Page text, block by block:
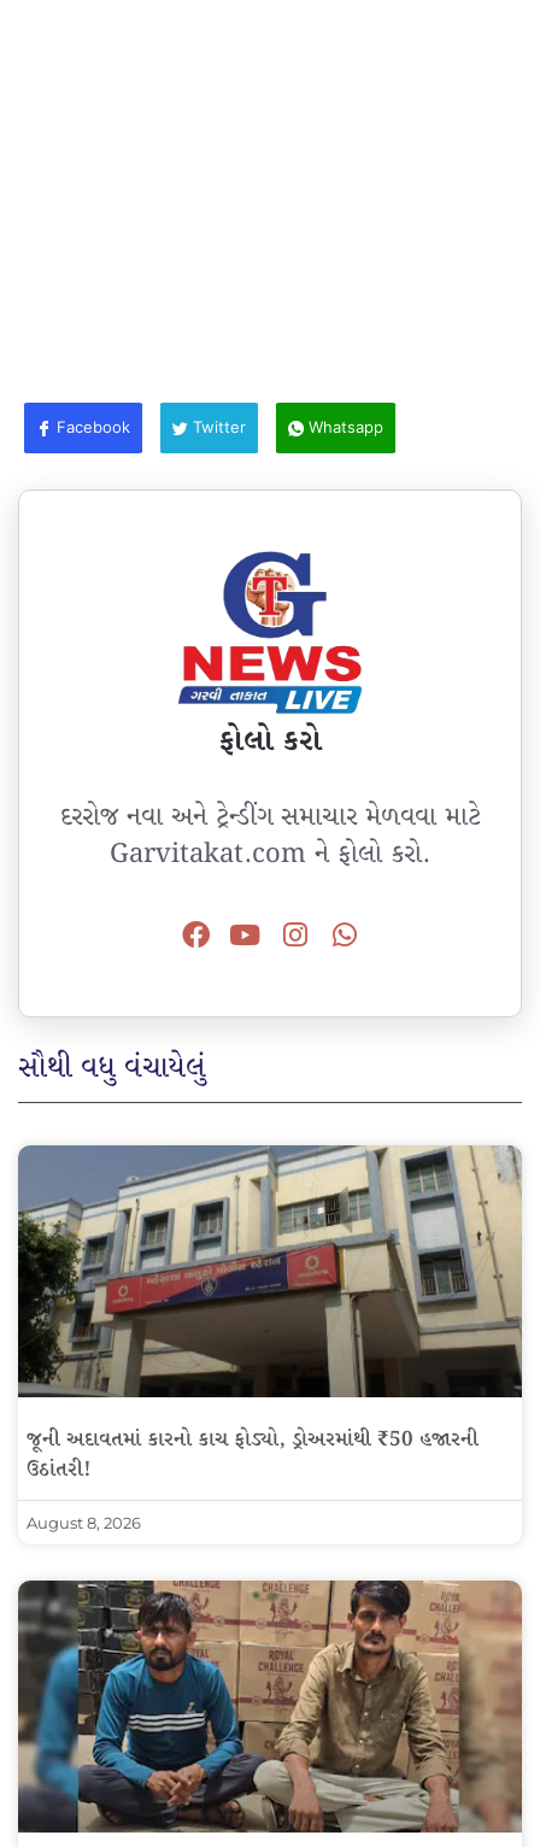
Facebook Twitter Whatsapp
ફોલો કરો
દરરોજ નવા અને ટ્રેન્ડીંગ સમાચાર મેળવવા માટે
Garvitakat.com ને ફોલો કરો.
સૌથી વધુ વંચાયેલું
જૂની અદાવતમાં કારનો કાચ ફોડ્યો, ડ્રોઅરમાંથી ₹50 હજારની
ઉઠાંતરી!
August 8, 2026